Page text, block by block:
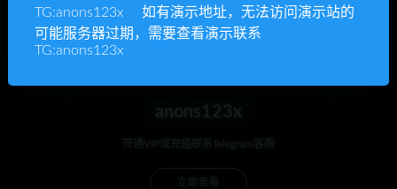
anons123x
开通VIP或充值联系Telegram客服
立即查看
TG:anons123x 如有演示地址，无法访问演示站的
可能服务器过期，需要查看演示联系
TG:anons123x